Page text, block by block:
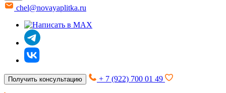
chel@novayaplitka.ru
Получить консультацию + 7 (922) 700 01 49